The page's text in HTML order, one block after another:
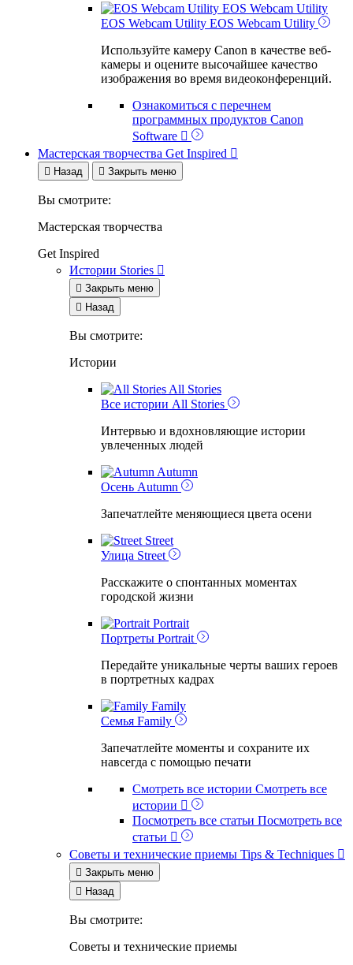
EOS Webcam Utility
EOS Webcam Utility EOS Webcam Utility
Используйте камеру Canon в качестве веб-
камеры и оцените высочайшее качество
изображения во время видеоконференций.
Ознакомиться с перечнем
программных продуктов Canon
Software 
Мастерская творчества Get Inspired 
 Назад  Закрыть меню
Вы смотрите:
Мастерская творчества
Get Inspired
Истории Stories 
 Закрыть меню
 Назад
Вы смотрите:
Истории
All Stories
Все истории All Stories
Интервью и вдохновляющие истории
увлеченных людей
Autumn
Осень Autumn
Запечатлейте меняющиеся цвета осени
Street
Улица Street
Расскажите о спонтанных моментах
городской жизни
Portrait
Портреты Portrait
Передайте уникальные черты ваших героев
в портретных кадрах
Family
Семья Family
Запечатлейте моменты и сохраните их
навсегда с помощью печати
Смотреть все истории Смотреть все
истории 
Посмотреть все статьи Посмотреть все
статьи 
Советы и технические приемы Tips & Techniques 
 Закрыть меню
 Назад
Вы смотрите:
Советы и технические приемы